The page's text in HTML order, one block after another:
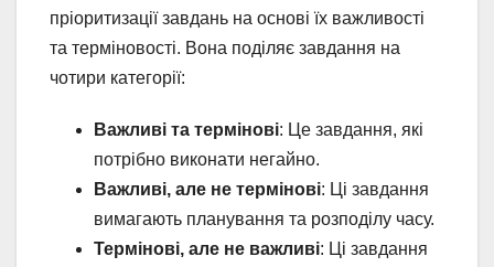
пріоритизації завдань на основі їх важливості
та терміновості. Вона поділяє завдання на
чотири категорії:
Важливі та термінові: Це завдання, які
потрібно виконати негайно.
Важливі, але не термінові: Ці завдання
вимагають планування та розподілу часу.
Термінові, але не важливі: Ці завдання